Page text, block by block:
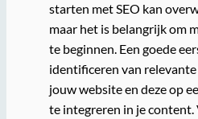
starten met SEO kan
maar het is belangrijk om
te beginnen. Een goede
identificeren van
jouw website en deze op
te integreren in je content.